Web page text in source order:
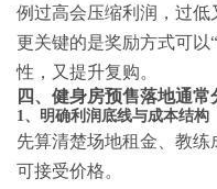
例过高会压缩利润，过低
更关键的是奖励方式可以
性，又提升复购。
四、健身房预售落地通常
1、明确利润底线与成本结构
先算清楚场地租金、教
可接受价格。